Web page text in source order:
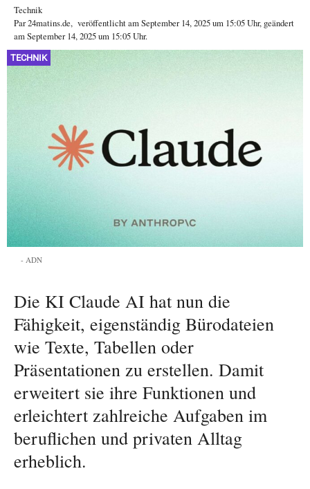
Technik
Par24matins.de, veröffentlicht amSeptember 14, 2025um 15:05 Uhr, geändert
am September 14, 2025 um 15:05 Uhr.
TECHNIK
ADN
Die KI Claude AI hat nun die
Fähigkeit, eigenständig Bürodateien
wie Texte, Tabellen oder
Präsentationen zu erstellen. Damit
erweitert sie ihre Funktionen und
erleichtert zahlreiche Aufgaben im
beruflichen und privaten Alltag
erheblich.